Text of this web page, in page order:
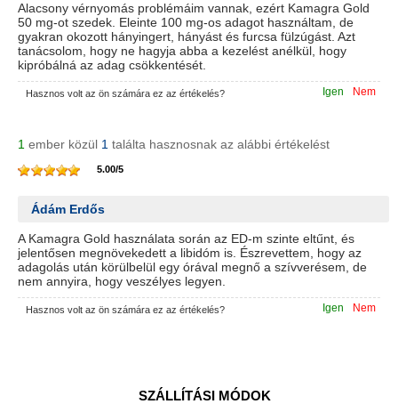
Alacsony vérnyomás problémáim vannak, ezért Kamagra Gold
50 mg-ot szedek. Eleinte 100 mg-os adagot használtam, de
gyakran okozott hányingert, hányást és furcsa fülzúgást. Azt
tanácsolom, hogy ne hagyja abba a kezelést anélkül, hogy
kipróbálná az adag csökkentését.
Nem
Igen
Hasznos volt az ön számára ez az értékelés?
1 ember közül 1 találta hasznosnak az alábbi értékelést
5.00/5
Ádám Erdős
A Kamagra Gold használata során az ED-m szinte eltűnt, és
jelentősen megnövekedett a libidóm is. Észrevettem, hogy az
adagolás után körülbelül egy órával megnő a szívverésem, de
nem annyira, hogy veszélyes legyen.
Nem
Igen
Hasznos volt az ön számára ez az értékelés?
SZÁLLÍTÁSI MÓDOK